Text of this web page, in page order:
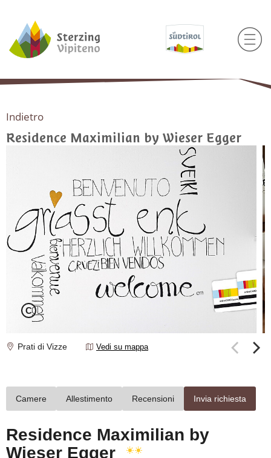
Indietro
Residence Maximilian by Wieser Egger